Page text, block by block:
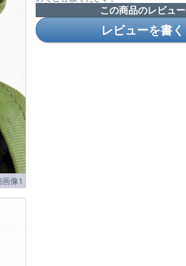
この商品のレビュー
レビューを書く
像1